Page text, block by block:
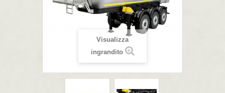
Visualizza
ingrandito